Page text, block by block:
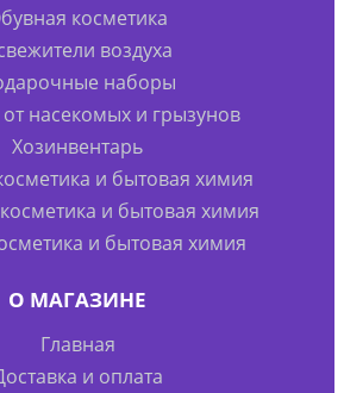
косметика
воздуха
наборы
от насекомых и грызунов
Хозинвентарь
и бытовая химия
и бытовая химия
и бытовая химия
О МАГАЗИНЕ
Главная
и оплата